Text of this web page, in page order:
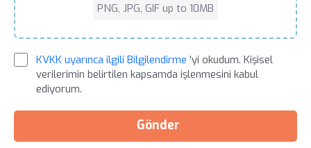
PNG, JPG, GIF up to 10MB
KVKK uyarınca ilgili Bilgilendirme 'yi okudum. Kişisel
verilerimin belirtilen kapsamda işlenmesini kabul
ediyorum.
Gönder